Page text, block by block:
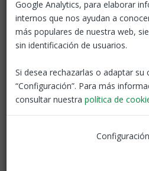
Google Analytics, para elaborar
internos que nos ayudan a
más populares de nuestra web,
sin identificación de usuarios.
Si desea rechazarlas o adaptar su
“Configuración”. Para más
consultar nuestra política de
Configuración